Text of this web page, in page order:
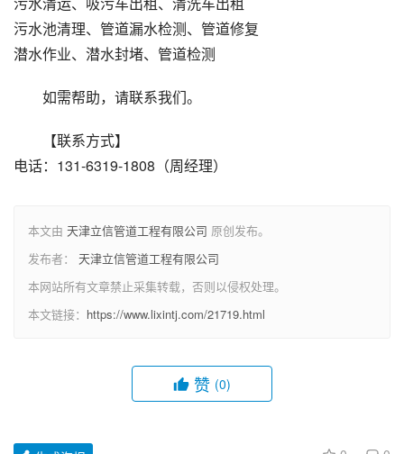
污水池清理、管道漏水检测、管道修复
潜水作业、潜水封堵、管道检测
如需帮助，请联系我们。
【联系方式】
电话：131-6319-1808（周经理）
本文由 天津立信管道工程有限公司 原创发布。
发布者： 天津立信管道工程有限公司
本网站所有文章禁止采集转载，否则以侵权处理。
本文链接： https://www.lixintj.com/21719.html
赞 (0)